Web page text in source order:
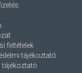
feltételek
tájékoztató
tájékoztató